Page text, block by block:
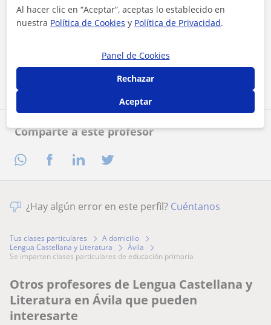
Comparte a este profesor
Contactar ahora
¿Hay algún error en este perfil? Cuéntanos
Tus clases particulares
A domicilio
Lengua Castellana y Literatura
Ávila
se imparten clases particulares de educación primaria
Otros profesores de Lengua Castellana y
Literatura en Ávila que pueden
interesarte
Al hacer clic en “Aceptar”, aceptas lo establecido en
nuestra Política de Cookies y Política de Privacidad.
Panel de Cookies
Rechazar
Aceptar